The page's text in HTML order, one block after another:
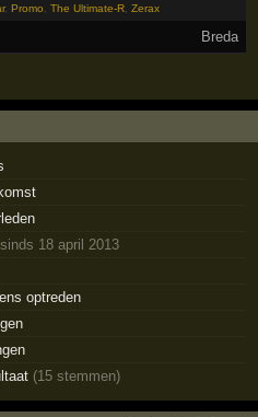
,Promo ,The Ultimate-R ,Zerax
Breda
sinds 18 april 2013
optreden
(15 stemmen)